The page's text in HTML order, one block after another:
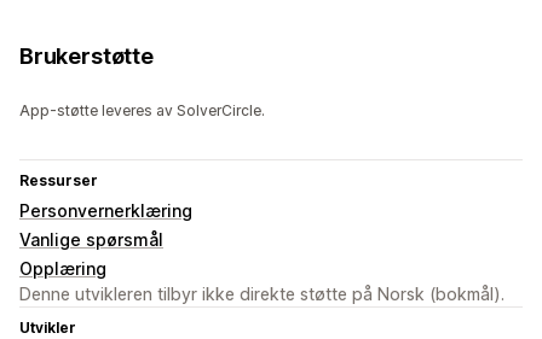
Brukerstøtte
App-støtte leveres av SolverCircle.
Ressurser
Personvernerklæring
Vanlige spørsmål
Opplæring
Denne utvikleren tilbyr ikke direkte støtte på Norsk (bokmål).
Utvikler